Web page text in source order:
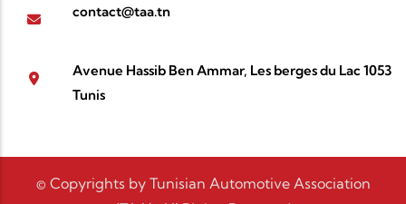
contact@taa.tn
Avenue Hassib Ben Ammar, Les berges du Lac 1053
Tunis
© Copyrights by Tunisian Automotive Association